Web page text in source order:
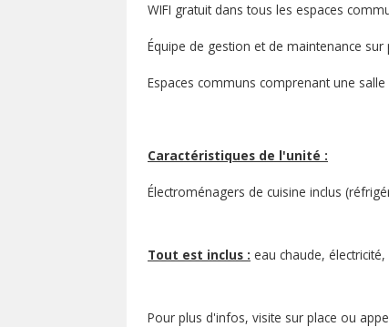
WIFI gratuit dans tous les espaces
Équipe de gestion et de maintenance sur
Espaces communs comprenant une
Caractéristiques de l'unité :
Électroménagers de cuisine inclus
Tout est inclus : eau chaude,
Pour plus d'infos, visite sur place ou